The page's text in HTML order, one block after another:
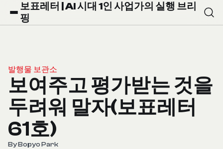
보표레터 | AI 시대 1인 사업가의 실행 브리
핑
발행물 보관소
보여주고 평가받는 것을
두려워 말자(보표레터
61호)
ByBopyo Park